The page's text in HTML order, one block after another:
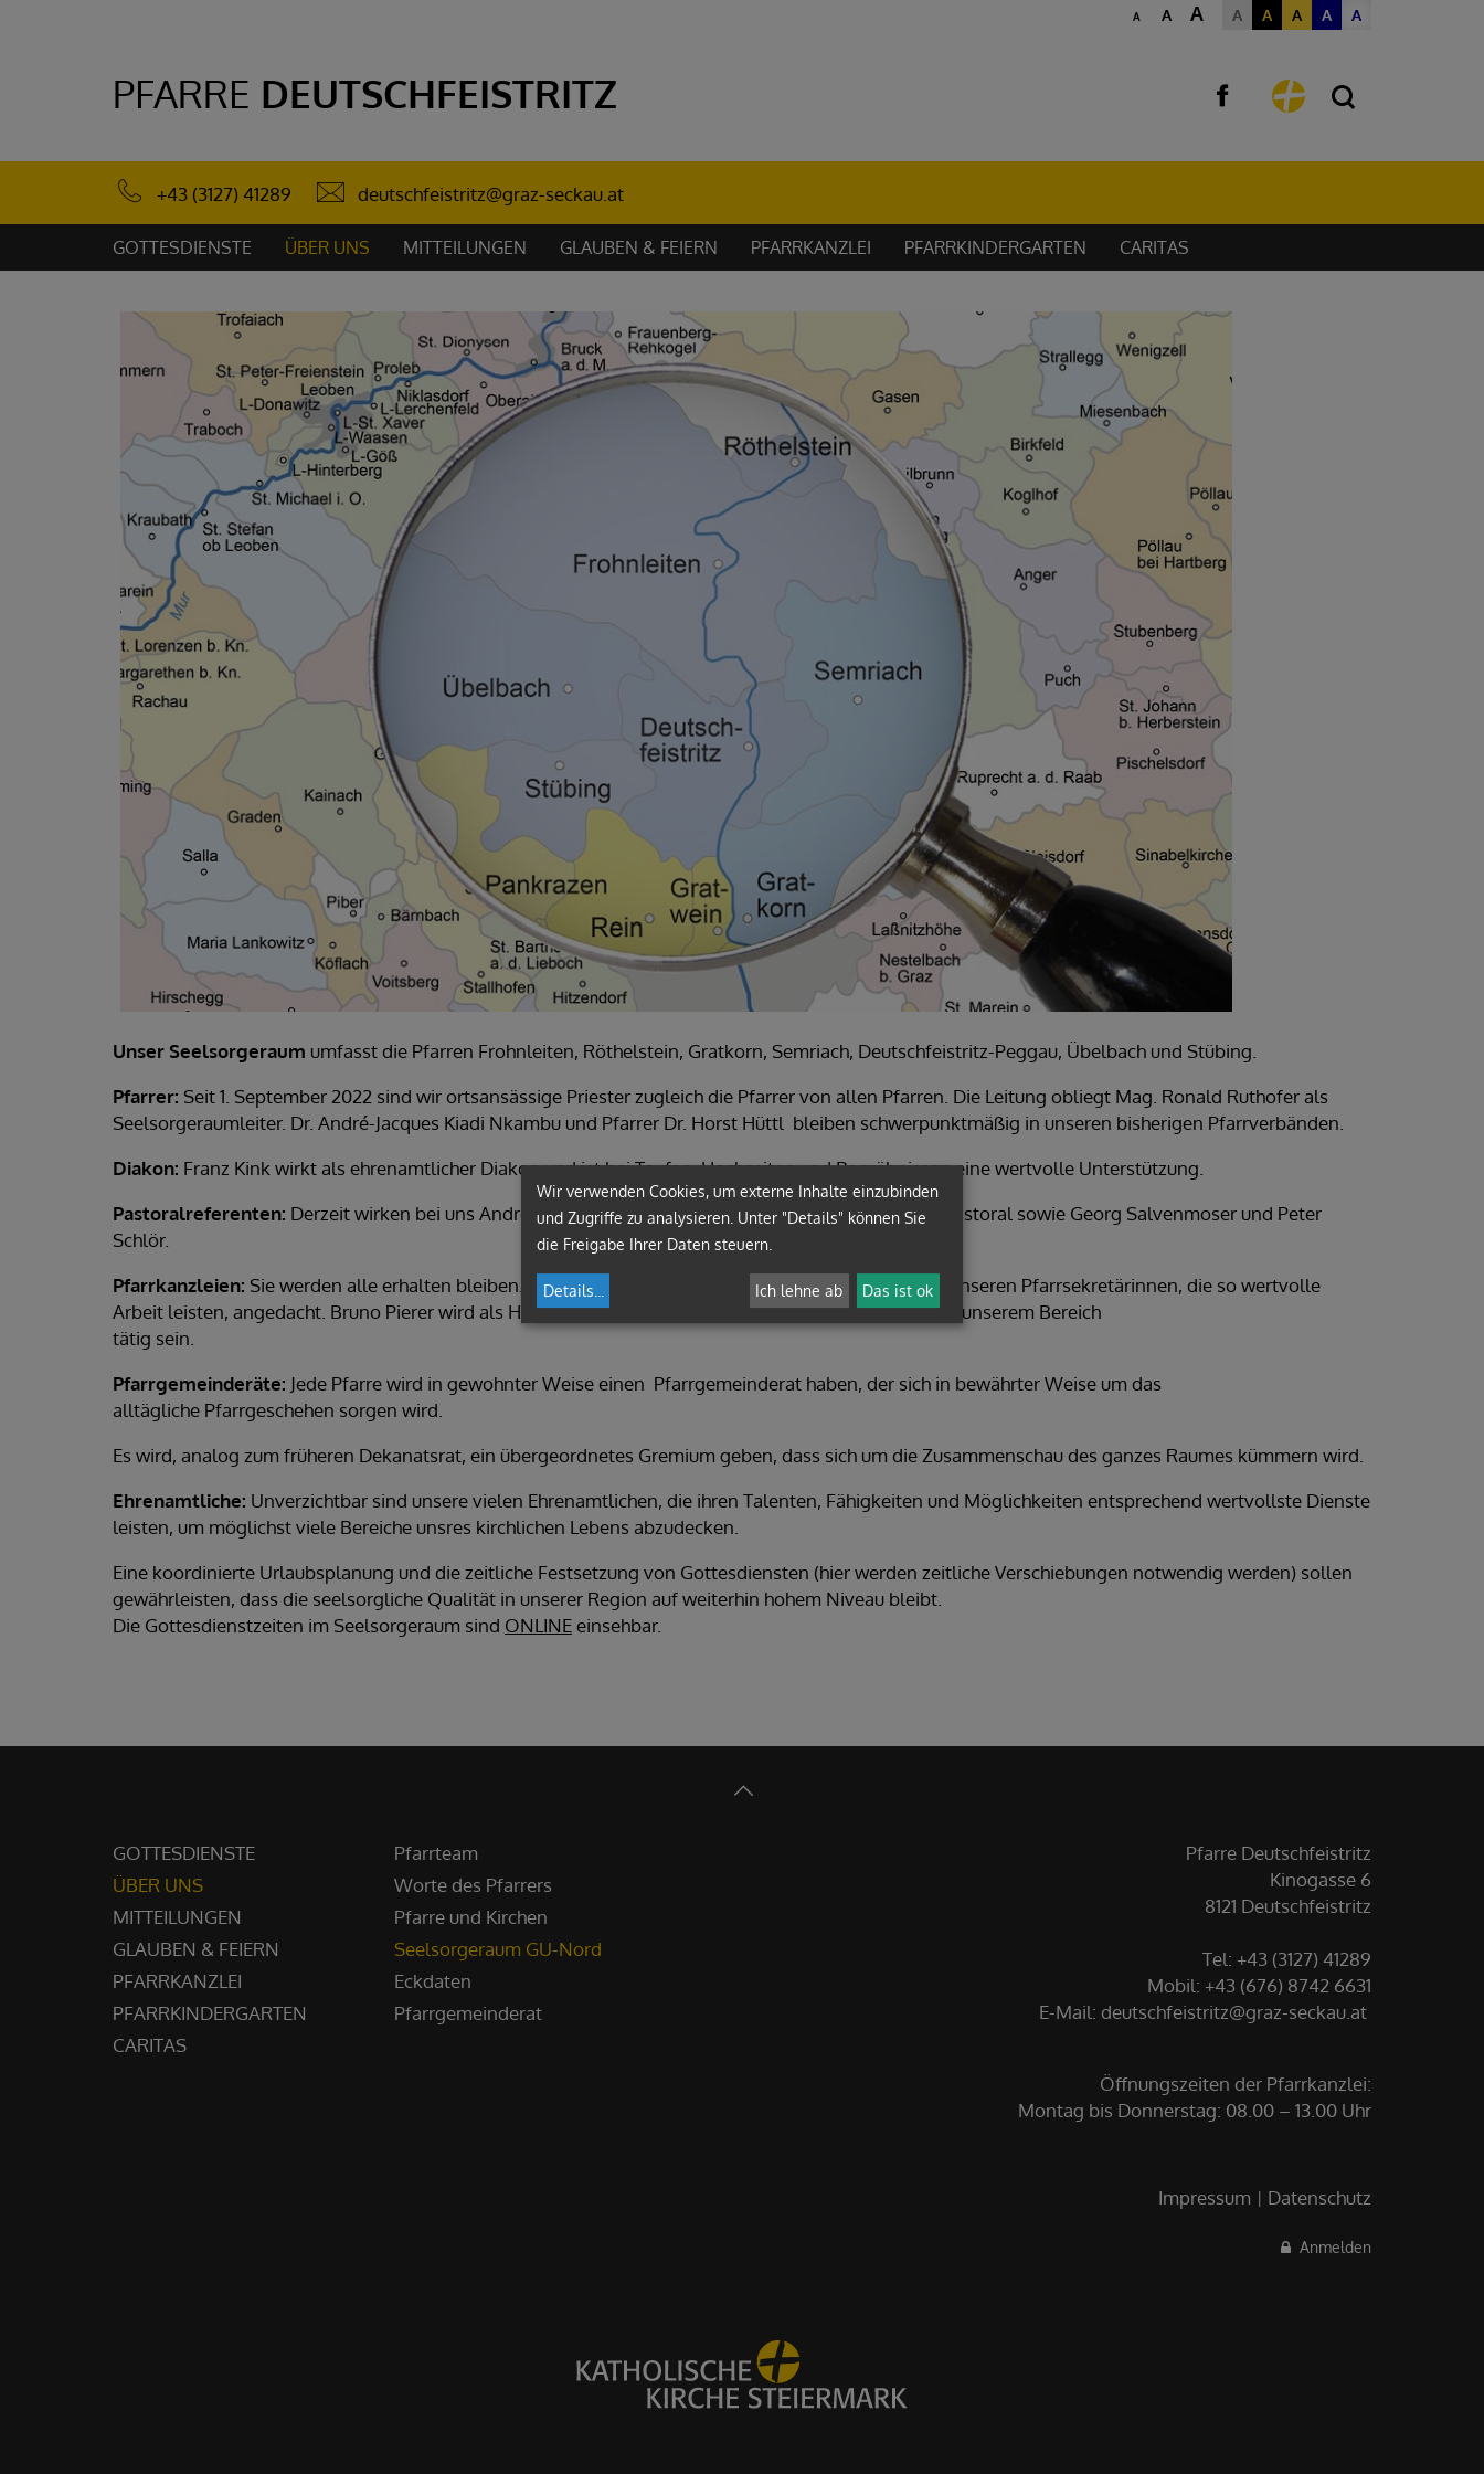
A A A A A A A A
PFARRE DEUTSCHFEISTRITZ
+43 (3127) 41289 deutschfeistritz@graz-seckau.at
GOTTESDIENSTE ÜBER UNS MITTEILUNGEN GLAUBEN & FEIERN PFARRKANZLEI PFARRKINDERGARTEN CARITAS
Unser Seelsorgeraum umfasst die Pfarren Frohnleiten, Röthelstein, Gratkorn, Semriach, Deutschfeistritz-Peggau, Übelbach und Stübing.
Pfarrer: Seit 1. September 2022 sind wir ortsansässige Priester zugleich die Pfarrer von allen Pfarren. Die Leitung obliegt Mag. Ronald Ruthofer als
Seelsorgeraumleiter. Dr. André-Jacques Kiadi Nkambu und Pfarrer Dr. Horst Hüttl bleiben schwerpunktmäßig in unseren bisherigen Pfarrverbänden.
Diakon: Franz Kink wirkt als ehrenamtlicher Diakon und ist bei Taufen, Hochzeiten und Begräbnissen eine wertvolle Unterstützung.
Pastoralreferenten: Derzeit wirken bei uns Andreas Steiner als Handlungsbevollmächtigter für die Pastoral sowie Georg Salvenmoser und Peter
Schlör.
Pfarrkanzleien: Sie werden alle erhalten bleiben. Derzeit sind keine personellen Veränderungen bei unseren Pfarrsekretärinnen, die so wertvolle
Arbeit leisten, angedacht. Bruno Pierer wird als Handlungsbevollmächtiger für die Verwaltung auch in unserem Bereich
tätig sein.
Pfarrgemeinderäte: Jede Pfarre wird in gewohnter Weise einen Pfarrgemeinderat haben, der sich in bewährter Weise um das
alltägliche Pfarrgeschehen sorgen wird.
Es wird, analog zum früheren Dekanatsrat, ein übergeordnetes Gremium geben, dass sich um die Zusammenschau des ganzes Raumes kümmern wird.
Ehrenamtliche: Unverzichtbar sind unsere vielen Ehrenamtlichen, die ihren Talenten, Fähigkeiten und Möglichkeiten entsprechend wertvollste Dienste
leisten, um möglichst viele Bereiche unsres kirchlichen Lebens abzudecken.
Eine koordinierte Urlaubsplanung und die zeitliche Festsetzung von Gottesdiensten (hier werden zeitliche Verschiebungen notwendig werden) sollen
gewährleisten, dass die seelsorgliche Qualität in unserer Region auf weiterhin hohem Niveau bleibt.
Die Gottesdienstzeiten im Seelsorgeraum sind ONLINEeinsehbar.
GOTTESDIENSTE
ÜBER UNS
Pfarrteam
Worte des Pfarrers
Pfarre und Kirchen
Seelsorgeraum GU-Nord
Eckdaten
Pfarrgemeinderat
MITTEILUNGEN
GLAUBEN & FEIERN
PFARRKANZLEI
PFARRKINDERGARTEN
CARITAS
Pfarre Deutschfeistritz
Kinogasse 6
8121 Deutschfeistritz
Tel: +43 (3127) 41289
Mobil: +43 (676) 8742 6631
E-Mail: deutschfeistritz@graz-seckau.at
Öffnungszeiten der Pfarrkanzlei:
Montag bis Donnerstag: 08.00 – 13.00 Uhr
Impressum Datenschutz
Anmelden
Wir verwenden Cookies, um externe Inhalte einzubinden
und Zugriffe zu analysieren. Unter "Details" können Sie
die Freigabe Ihrer Daten steuern.
Details Ich lehne ab Das ist ok